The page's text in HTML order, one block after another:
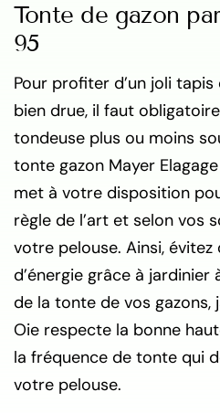
Tonte de gazon
95
Pour profiter d’un joli
bien drue, il faut
tondeuse plus ou moins
tonte gazon Mayer
met à votre disposition
règle de l’art et selon vos
votre pelouse. Ainsi,
d’énergie grâce à jardinier
de la tonte de vos gazons,
Oie respecte la bonne
la fréquence de tonte qui
votre pelouse.